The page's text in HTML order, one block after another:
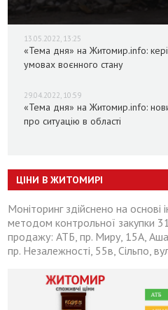
13.05.2022, 13:25
«Тема дня» на Житомир.info:
умовах воєнного стану
29.04.2022, 10:59
«Тема дня» на Житомир.info:
про ситуацію в області
ЦІНИ В ЖИТОМИРІ
Моніторинг здійснено на основі
методом контрольної закупки
продажу: АТБ, пр. Миру, 15А,
пр. Незалежності, 55в, Сільпо,